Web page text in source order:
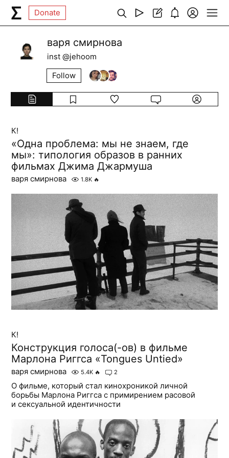
Donate
варя смирнова
inst @jehoom
Follow
К!
«Одна проблема: мы не знаем, где
мы»: типология образов в ранних
фильмах Джима Джармуша
варя смирнова 1.8K 🔥
К!
Конструкция голоса(-ов) в фильме
Марлона Риггса «Tongues Untied»‎
варя смирнова 5.4K 🔥 2
О фильме‎, который стал кинохроникой личной
борьбы Марлона Риггса с примирением расовой
и сексуальной идентичности